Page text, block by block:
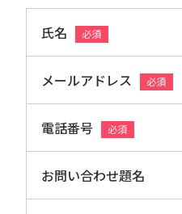
氏名 必須
メールアドレス 必須
電話番号 必須
お問い合わせ題名